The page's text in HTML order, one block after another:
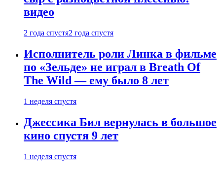
видео
2 года спустя2 года спустя
Исполнитель роли Линка в фильме
по «Зельде» не играл в Breath Of
The Wild — ему было 8 лет
1 неделя спустя
Джессика Бил вернулась в большое
кино спустя 9 лет
1 неделя спустя